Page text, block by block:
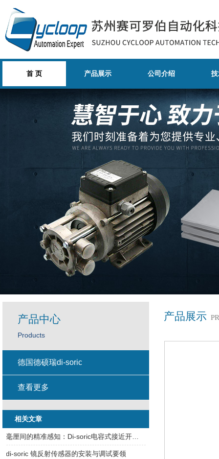
首 页 产品展示 公司介绍
产品展示
产品中心
Products
德国德硕瑞di-soric
查看更多
相关文章
di-soric 镜反射传感器的安装与调试要领